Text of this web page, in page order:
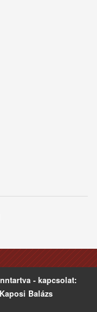
- kapcsolat:
Balázs